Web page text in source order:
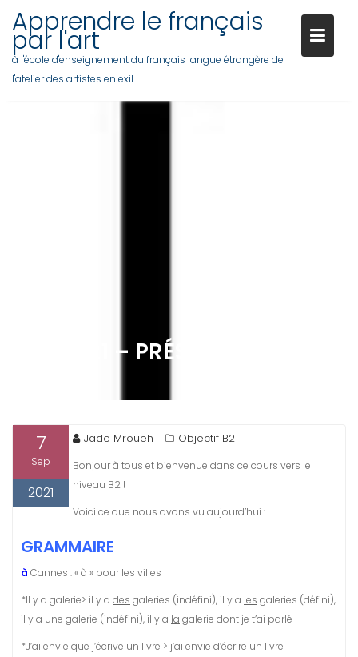
content
Apprendre le français
par l'art
à l'école d'enseignement du français langue étrangère de
l'atelier des artistes en exil
07/09/21 – PRÉSENTATIONS
7
Sep
2021
Jade Mroueh Objectif B2
Bonjour à tous et bienvenue dans ce cours vers le
niveau B2 !
Voici ce que nous avons vu aujourd’hui :
GRAMMAIRE
à Cannes : « à » pour les villes
*Il y a galerie> il y a des galeries (indéfini), il y a les galeries (défini),
il y a une galerie (indéfini), il y a la galerie dont je t’ai parlé
*J’ai envie que j’écrive un livre > j’ai envie d’écrire un livre